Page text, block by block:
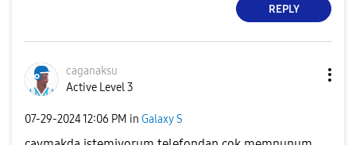
REPLY
caganaksu
Active Level 3
‎07-29-202412:06 PM in Galaxy S